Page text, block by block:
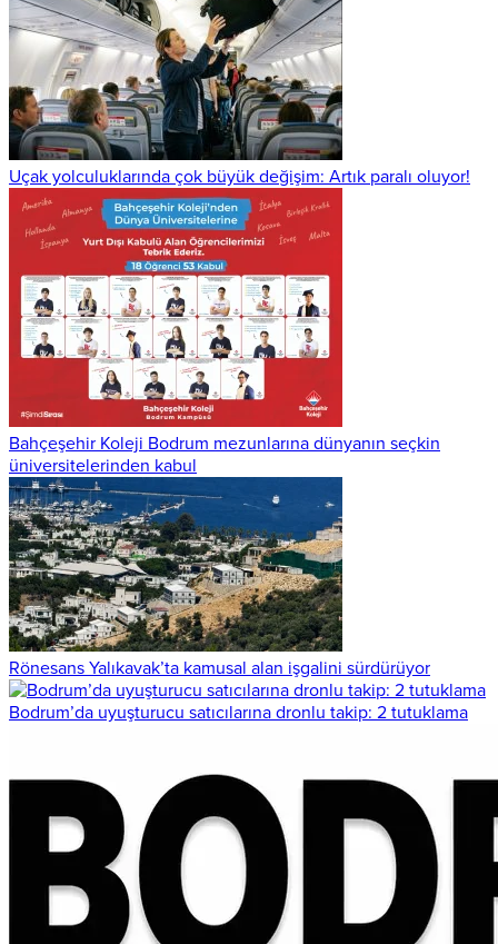
Uçak yolculuklarında çok büyük değişim: Artık paralı oluyor!
Bahçeşehir Koleji Bodrum mezunlarına dünyanın seçkin
üniversitelerinden kabul
Rönesans Yalıkavak’ta kamusal alan işgalini sürdürüyor
Bodrum’da uyuşturucu satıcılarına dronlu takip: 2 tutuklama